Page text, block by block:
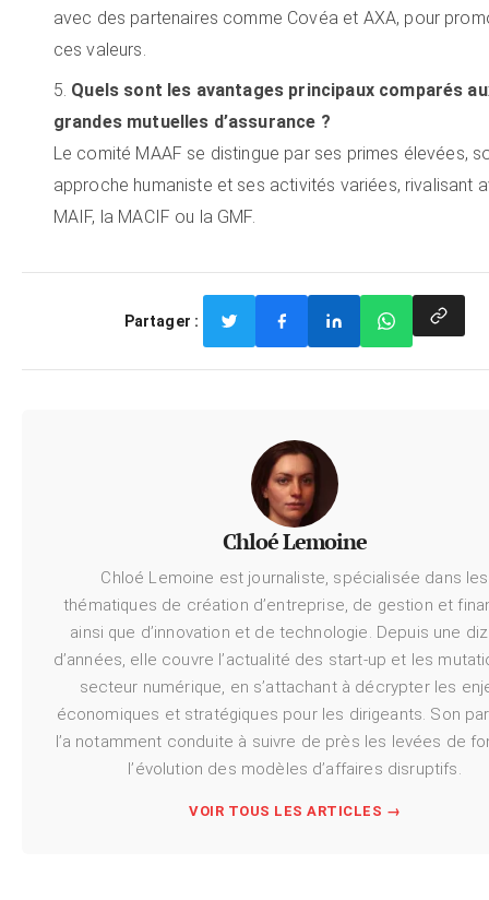
avec des partenaires comme Covéa et AXA, pour
ces valeurs.
Quels sont les avantages principaux comparés
grandes mutuelles d’assurance ?
Le comité MAAF se distingue par ses primes élevées,
approche humaniste et ses activités variées, rivalisant
MAIF, la MACIF ou la GMF.
Partager :
Chloé Lemoine
Chloé Lemoine est journaliste, spécialisée dans les
thématiques de création d’entreprise, de gestion et
ainsi que d’innovation et de technologie. Depuis une
d’années, elle couvre l’actualité des start-up et les
secteur numérique, en s’attachant à décrypter les
économiques et stratégiques pour les dirigeants. Son
l’a notamment conduite à suivre de près les levées de
l’évolution des modèles d’affaires disruptifs.
VOIR TOUS LES ARTICLES →